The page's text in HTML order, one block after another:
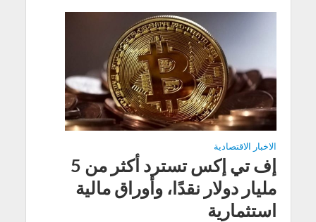
الاخبار الاقتصادية
إف تي إكس تسترد أكثر من 5
مليار دولار نقدًا، وأوراق مالية
استثمارية